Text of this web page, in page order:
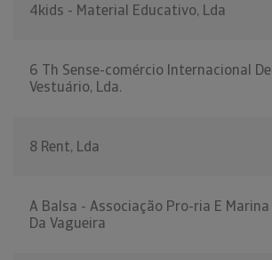
4kids - Material Educativo, Lda
6 Th Sense-comércio Internacional De
Vestuário, Lda.
8 Rent, Lda
A Balsa - Associação Pro-ria E Marina
Da Vagueira